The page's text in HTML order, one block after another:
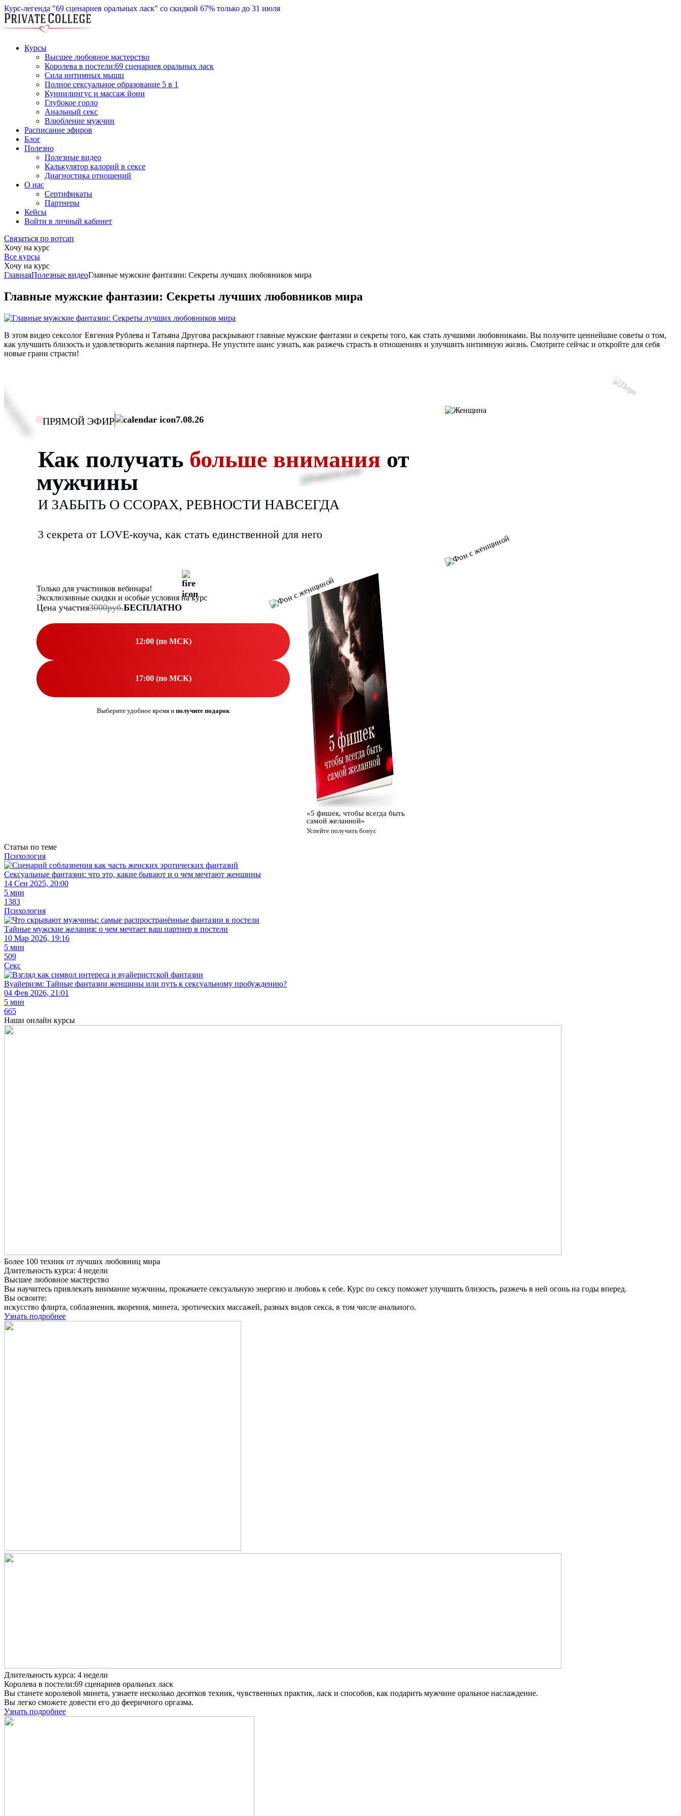
Курс-легенда "69 сценариев оральных ласк" со скидкой 67% только до 31 июля
Курсы
Высшее любовное мастерство
Королева в постели:69 сценариев оральных ласк
Сила интимных мышц
Полное сексуальное образование 5 в 1
Куннилингус и массаж йони
Глубокое горло
Анальный секс
Влюбление мужчин
Расписание эфиров
Блог
Полезно
Полезные видео
Калькулятор калорий в сексе
Диагностика отношений
О нас
Сертификаты
Партнеры
Кейсы
Войти в личный кабинет
Связаться по вотсап
Хочу на курс
Все курсы
Хочу на курс
ГлавнаяПолезные видеоГлавные мужские фантазии: Секреты лучших любовников мира
Главные мужские фантазии: Секреты лучших любовников мира
В этом видео сексолог Евгения Рублева и Татьяна Другова раскрывают главные мужские фантазии и секреты того, как стать лучшими любовниками. Вы получите ценнейшие советы о том,
как улучшить близость и удовлетворить желания партнера. Не упустите шанс узнать, как разжечь страсть в отношениях и улучшить интимную жизнь. Смотрите сейчас и откройте для себя
новые грани страсти!
ПРЯМОЙ ЭФИР 7.08.26
Как получать больше внимания от
мужчины
И ЗАБЫТЬ О ССОРАХ, РЕВНОСТИ НАВСЕГДА
3 секрета от LOVE-коуча, как стать единственной для него
Только для участников вебинара!
Эксклюзивные скидки и особые условия на курс
Цена участия3000руб.БЕСПЛАТНО
12:00 (по МСК)
17:00 (по МСК)
Выберите удобное время и получите подарок
«5 фишек, чтобы всегда быть
самой желанной»
Успейте получить бонус
Статьи по теме
Психология
Сексуальные фантазии: что это, какие бывают и о чем мечтают женщины
14 Сен 2025, 20:00
5 мин
1383
Психология
Тайные мужские желания: о чем мечтает ваш партнер в постели
10 Мар 2026, 19:16
5 мин
509
Секс
Вуайеризм: Тайные фантазии женщины или путь к сексуальному пробуждению?
04 Фев 2026, 21:01
5 мин
665
Наши онлайн курсы
Более 100 техник от лучших любовниц мира
Длительность курса: 4 недели
Высшее любовное мастерство
Вы научитесь привлекать внимание мужчины, прокачаете сексуальную энергию и любовь к себе. Курс по сексу поможет улучшить близость, разжечь в ней огонь на годы вперед.
Вы освоите:
искусство флирта, соблазнения, якорения, минета, эротических массажей, разных видов секса, в том числе анального.
Узнать подробнее
Длительность курса: 4 недели
Королева в постели:69 сценариев оральных ласк
Вы станете королевой минета, узнаете несколько десятков техник, чувственных практик, ласк и способов, как подарить мужчине оральное наслаждение.
Вы легко сможете довести его до фееричного оргазма.
Узнать подробнее